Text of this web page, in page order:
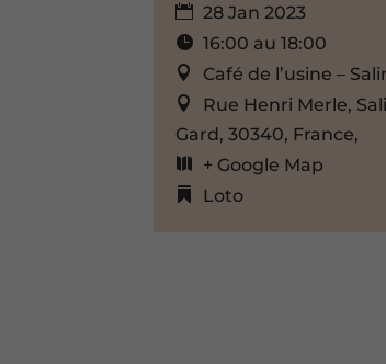
28 Jan 2023
16:00 au 18:00
Café de l’usine –
Rue Henri Merle,
Gard, 30340, France,
+ Google Map
Loto